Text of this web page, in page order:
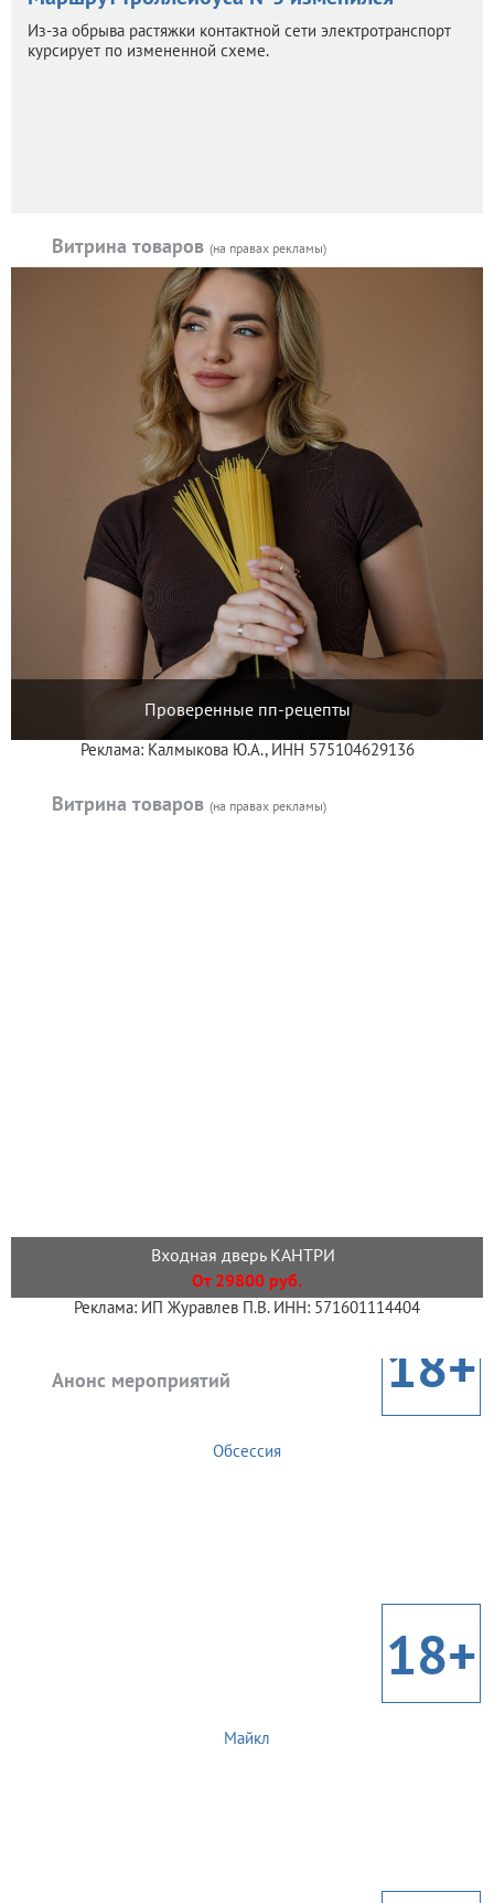
Из-за обрыва растяжки контактной сети электротранспорт
курсирует по измененной схеме.
Витрина товаров (на правах рекламы)
Проверенные пп-рецепты
Реклама: Калмыкова Ю.А., ИНН 575104629136
Витрина товаров (на правах рекламы)
Входная дверь КАНТРИ
От 29800 руб.
Реклама: ИП Журавлев П.В. ИНН: 571601114404
Анонс мероприятий 18+
Обсессия
18+
Майкл